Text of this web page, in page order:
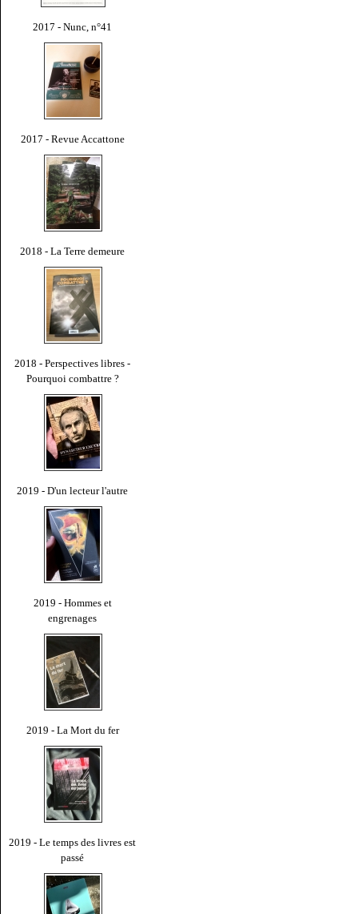
2017 - Nunc, n°41
2017 - Revue Accattone
2018 - La Terre demeure
2018 - Perspectives libres -
Pourquoi combattre ?
2019 - D'un lecteur l'autre
2019 - Hommes et
engrenages
2019 - La Mort du fer
2019 - Le temps des livres est
passé